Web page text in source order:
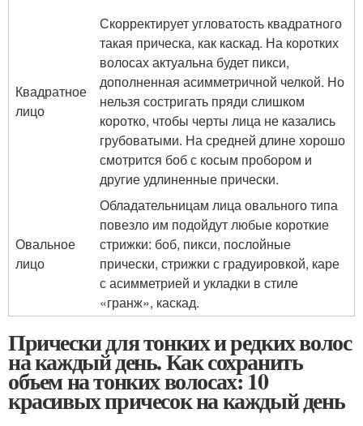
Квадратное
лицо
Скорректирует угловатость квадратного
такая прическа, как каскад. На коротких
волосах актуальна будет пикси,
дополненная асимметричной челкой. Но
нельзя состригать пряди слишком
коротко, чтобы черты лица не казались
грубоватыми. На средней длине хорошо
смотрится боб с косым пробором и
другие удлиненные прически.
Овальное
лицо
Обладательницам лица овального типа
повезло им подойдут любые короткие
стрижки: боб, пикси, послойные
прически, стрижки с градуировкой, каре
с асимметрией и укладки в стиле
«гранж», каскад.
Прически для тонких и редких волос
на каждый день. Как сохранить
объем на тонких волосах: 10
красивых причесок на каждый день